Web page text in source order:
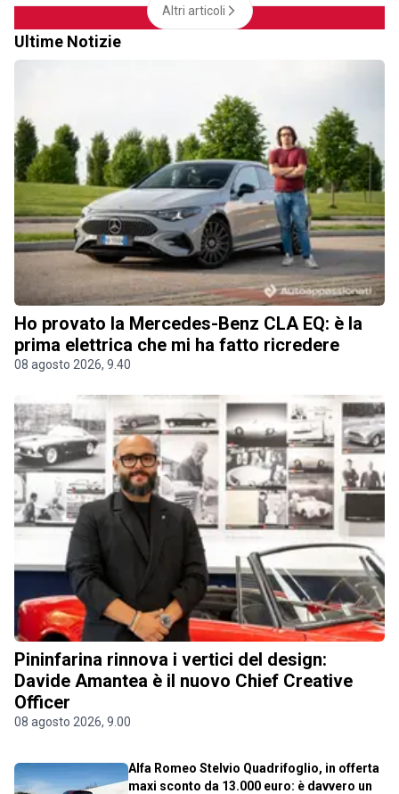
Altri articoli
Ultime Notizie
Ho provato la Mercedes-Benz CLA EQ: è la
prima elettrica che mi ha fatto ricredere
08 agosto 2026, 9.40
Pininfarina rinnova i vertici del design:
Davide Amantea è il nuovo Chief Creative
Officer
08 agosto 2026, 9.00
Alfa Romeo Stelvio Quadrifoglio, in offerta
maxi sconto da 13.000 euro: è davvero un